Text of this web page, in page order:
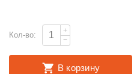
Кол-во:
+
−
В корзину